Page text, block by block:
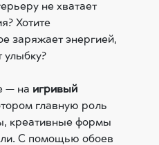
не хватает
Хотите
заряжает энергией,
улыбку?
— на игривый
главную роль
креативные формы
С помощью обоев